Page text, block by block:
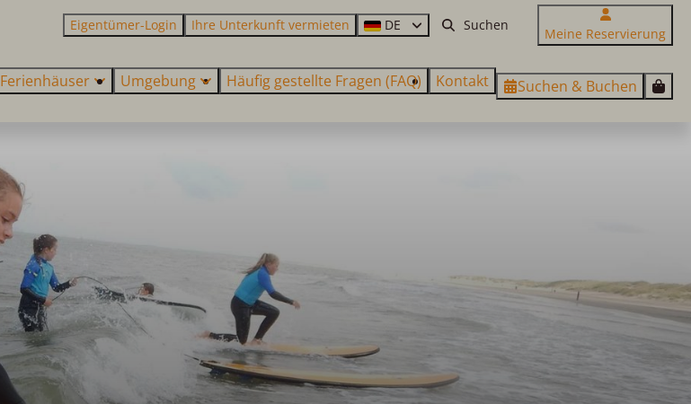
Eigentümer-Login Ihre Unterkunft vermieten DE
Meine Reservierung
Ferienhäuser Umgebung Häufig gestellte Fragen (FAQ) Kontakt Suchen & Buchen